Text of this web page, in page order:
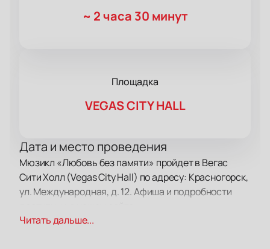
~ 2 часа 30 минут
Площадка
VEGAS CITY HALL
Дата и место проведения
Мюзикл «Любовь без памяти» пройдет в Вегас
Сити Холл (Vegas City Hall) по адресу: Красногорск,
ул. Международная, д. 12. Афиша и подробности
Читать дальше...